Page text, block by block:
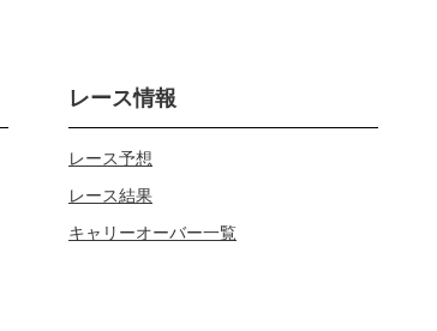
レース情報
レース予想
レース結果
キャリーオーバー一覧